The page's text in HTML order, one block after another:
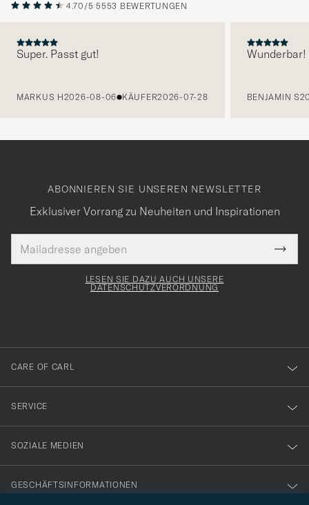
4.70/5 5553 BEWERTUNGEN
Super. Passt gut!
MARKUS H2026-08-06 KÄUFER2026-07-28
Wunderbar!
BENJAMIN S
ABONNIEREN SIE UNSEREN NEWSLETTER
Exklusiver Vorrang zu Neuheiten und Inspirationen
Mail
Adresse
Tack
för
dig
till
vårt
nyhetsbrev!
LESEN SIE DAZU AUCH UNSERE
DATENSCHUTZVERORDNUNG
CARE OF CARL
SERVICE
SOZIALE MEDIEN
GESCHÄFTSINFORMATIONEN